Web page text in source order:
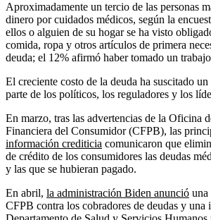
Aproximadamente un tercio de las personas
dinero por cuidados médicos, según la
ellos o alguien de su hogar se ha visto
comida, ropa y otros artículos de primera
deuda; el 12% afirmó haber tomado un
El creciente costo de la deuda ha suscitado
parte de los políticos, los reguladores y los
En marzo, tras las advertencias de la Oficina
Financiera del Consumidor (CFPB), las
información crediticia comunicaron que
de crédito de los consumidores las deudas
y las que se hubieran pagado.
En abril, la administración Biden anunció una
CFPB contra los cobradores de deudas y una